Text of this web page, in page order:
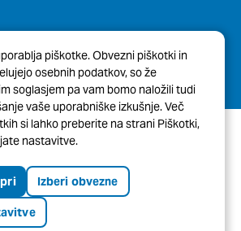
Javni Holding Ljubljana
Piškotki
pomoč spletne strani
Izjava o dostopnosti
in izvedba:
piškotke. Obvezni piškotki in
osebnih podatkov, so že
soglasjem pa vam bomo naložili tudi
vaše uporabniške izkušnje. Več
si lahko preberite na strani Piškotki,
nastavitve.
Izberi obvezne